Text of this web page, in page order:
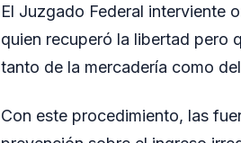
El Juzgado Federal interviente
quien recuperó la libertad pero
tanto de la mercadería como
Con este procedimiento, las